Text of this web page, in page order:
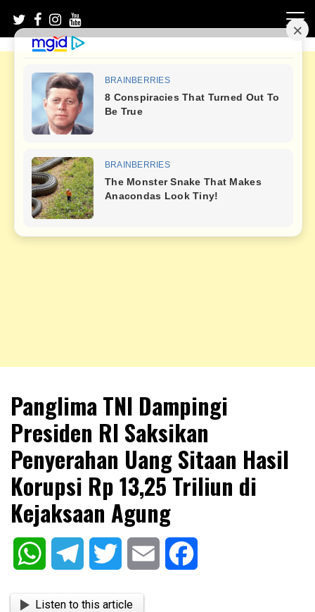
content
NKRIPOST
Panglima TNI Dampingi
Presiden RI Saksikan
Penyerahan Uang Sitaan Hasil
Korupsi Rp 13,25 Triliun di
Kejaksaan Agung
WhatsAppTelegram Twitter Email
Listen to this article